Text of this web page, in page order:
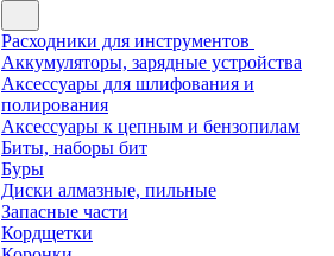
Расходники для инструментов
Аккумуляторы, зарядные устройства
Аксессуары для шлифования и
полирования
Аксессуары к цепным и бензопилам
Биты, наборы бит
Буры
Диски алмазные, пильные
Запасные части
Кордщетки